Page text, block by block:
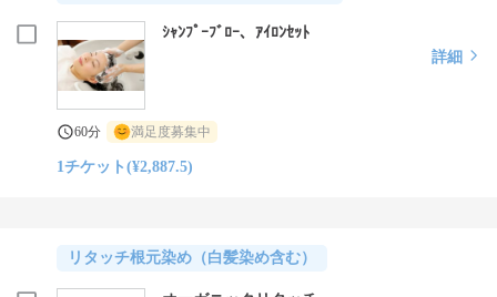
ｼｬﾝﾌﾟｰﾌﾞﾛｰ、ｱｲﾛﾝｾｯﾄ
詳細
60分 満足度募集中
1チケット(¥2,887.5)
リタッチ根元染め（白髪染め含む）